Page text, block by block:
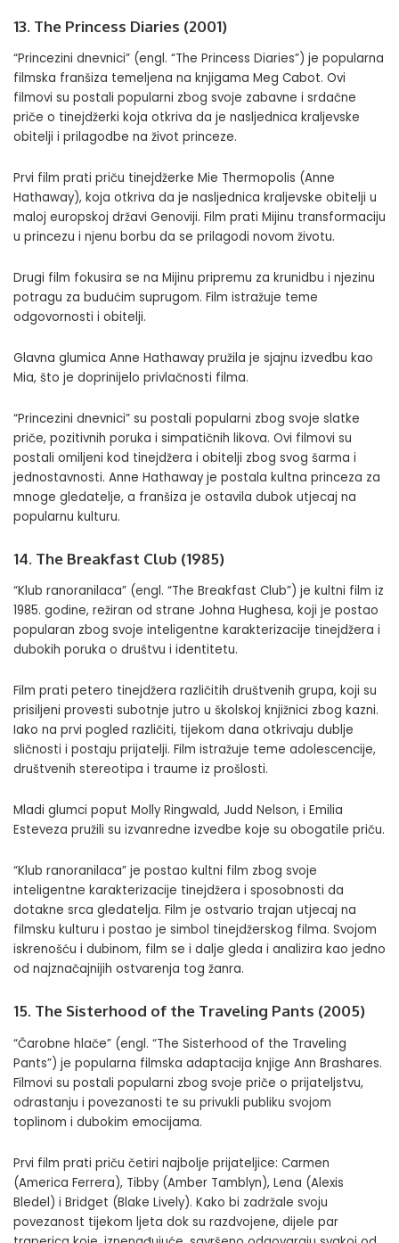
13. The Princess Diaries (2001)
“Princezini dnevnici” (engl. “The Princess Diaries”) je popularna
filmska franšiza temeljena na knjigama Meg Cabot. Ovi
filmovi su postali popularni zbog svoje zabavne i srdačne
priče o tinejdžerki koja otkriva da je nasljednica kraljevske
obitelji i prilagodbe na život princeze.
Prvi film prati priču tinejdžerke Mie Thermopolis (Anne
Hathaway), koja otkriva da je nasljednica kraljevske obitelji u
maloj europskoj državi Genoviji. Film prati Mijinu transformaciju
u princezu i njenu borbu da se prilagodi novom životu.
Drugi film fokusira se na Mijinu pripremu za krunidbu i njezinu
potragu za budućim suprugom. Film istražuje teme
odgovornosti i obitelji.
Glavna glumica Anne Hathaway pružila je sjajnu izvedbu kao
Mia, što je doprinijelo privlačnosti filma.
“Princezini dnevnici” su postali popularni zbog svoje slatke
priče, pozitivnih poruka i simpatičnih likova. Ovi filmovi su
postali omiljeni kod tinejdžera i obitelji zbog svog šarma i
jednostavnosti. Anne Hathaway je postala kultna princeza za
mnoge gledatelje, a franšiza je ostavila dubok utjecaj na
popularnu kulturu.
14. The Breakfast Club (1985)
“Klub ranoranilaca” (engl. “The Breakfast Club”) je kultni film iz
1985. godine, režiran od strane Johna Hughesa, koji je postao
popularan zbog svoje inteligentne karakterizacije tinejdžera i
dubokih poruka o društvu i identitetu.
Film prati petero tinejdžera različitih društvenih grupa, koji su
prisiljeni provesti subotnje jutro u školskoj knjižnici zbog kazni.
Iako na prvi pogled različiti, tijekom dana otkrivaju dublje
sličnosti i postaju prijatelji. Film istražuje teme adolescencije,
društvenih stereotipa i traume iz prošlosti.
Mladi glumci poput Molly Ringwald, Judd Nelson, i Emilia
Esteveza pružili su izvanredne izvedbe koje su obogatile priču.
“Klub ranoranilaca” je postao kultni film zbog svoje
inteligentne karakterizacije tinejdžera i sposobnosti da
dotakne srca gledatelja. Film je ostvario trajan utjecaj na
filmsku kulturu i postao je simbol tinejdžerskog filma. Svojom
iskrenošću i dubinom, film se i dalje gleda i analizira kao jedno
od najznačajnijih ostvarenja tog žanra.
15. The Sisterhood of the Traveling Pants (2005)
“Čarobne hlače” (engl. “The Sisterhood of the Traveling
Pants”) je popularna filmska adaptacija knjige Ann Brashares.
Filmovi su postali popularni zbog svoje priče o prijateljstvu,
odrastanju i povezanosti te su privukli publiku svojom
toplinom i dubokim emocijama.
Prvi film prati priču četiri najbolje prijateljice: Carmen
(America Ferrera), Tibby (Amber Tamblyn), Lena (Alexis
Bledel) i Bridget (Blake Lively). Kako bi zadržale svoju
povezanost tijekom ljeta dok su razdvojene, dijele par